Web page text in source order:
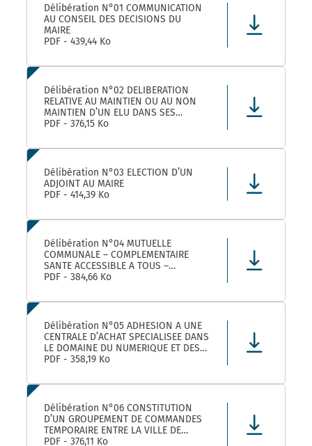
Délibération N°01 COMMUNICATION
AU CONSEIL DES DECISIONS DU
MAIRE
PDF - 439,44 Ko
Délibération N°02 DELIBERATION
RELATIVE AU MAINTIEN OU AU NON
MAINTIEN D’UN ELU DANS SES
FONCTIONS D’ADJOINT AU MAIRE
PDF - 376,15 Ko
Délibération N°03 ELECTION D’UN
ADJOINT AU MAIRE
PDF - 414,39 Ko
Délibération N°04 MUTUELLE
COMMUNALE – COMPLEMENTAIRE
SANTE ACCESSIBLE A TOUS –
CONVENTION DE PARTENARIAT AVEC
APPROBATION ET AUTORISATION DE
PDF - 384,66 Ko
Délibération N°05 ADHESION A UNE
CENTRALE D’ACHAT SPECIALISEE DANS
LE DOMAINE DU NUMERIQUE ET DES
TELECOMS DENOMMEE « CANUT »
PDF - 358,19 Ko
Délibération N°06 CONSTITUTION
D’UN GROUPEMENT DE COMMANDES
TEMPORAIRE ENTRE LA VILLE DE
MONTPELLIER, LA COMMUNE DE
PDF - 376,11 Ko